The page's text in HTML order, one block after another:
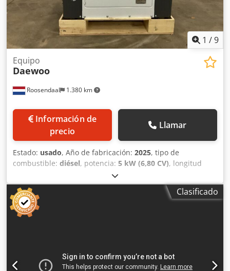
1 /9
Roosendaal 1.380 km
Equipo
Daewoo
Información de
precio
Llamar
Estado: usado, Año de fabricación: 2025, tipo de
combustible: diésel, potencia: 5 kW (6,80 CV), longitud
600 mm
Potencia del generador: 8,1 kVA Djdpfxoyay Tie Aqgeck
Clasificado